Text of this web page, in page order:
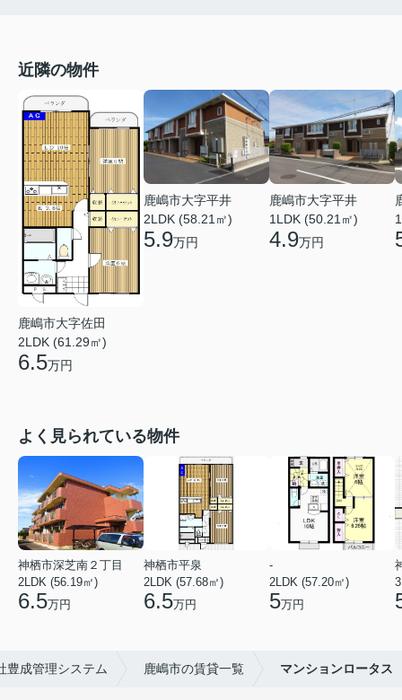
近隣の物件
鹿嶋市大字佐田
2LDK (61.29㎡)
6.5万円
鹿嶋市大字平井
2LDK (58.21㎡)
5.9万円
鹿嶋市大字平井
1LDK (50.21㎡)
4.9万円
よく見られている物件
神栖市深芝南２丁目
2LDK (56.19㎡)
6.5万円
神栖市平泉
2LDK (57.68㎡)
6.5万円
-
2LDK (57.20㎡)
5万円
豊成管理システム 鹿嶋市の賃貸一覧 マンションロータス